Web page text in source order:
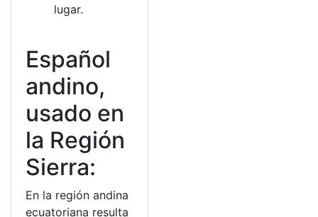
lugar.
Español
andino,
usado en
la Región
Sierra:
En la región andina
ecuatoriana resulta